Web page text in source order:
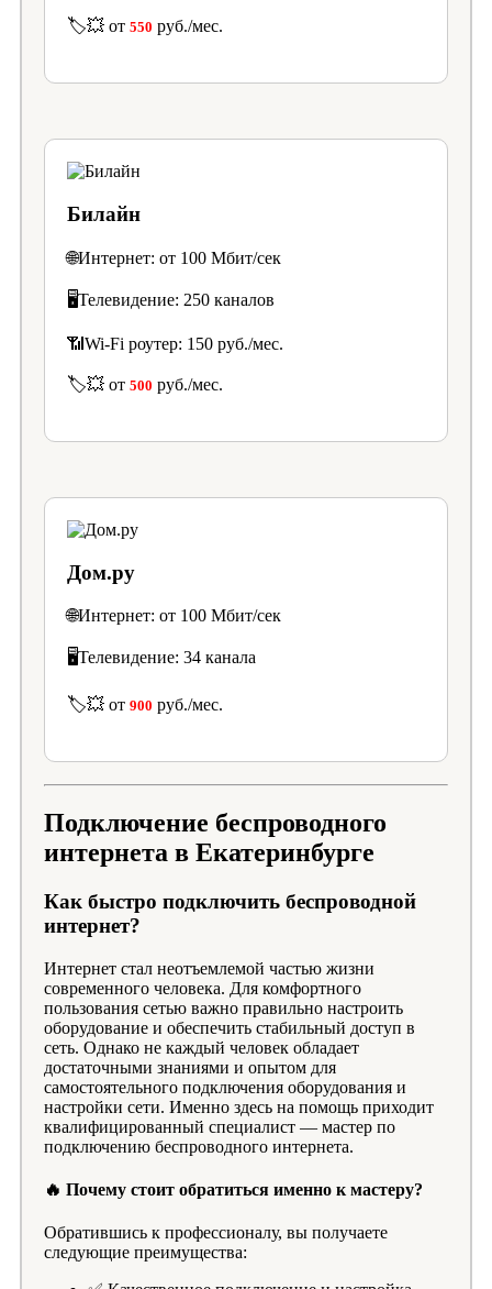
🏷️💥 от 550 руб./мес.
Билайн
🌐Интернет: от 100 Мбит/сек
🖥️Телевидение: 250 каналов
📶Wi-Fi роутер: 150 руб./мес.
🏷️💥 от 500 руб./мес.
Дом.ру
🌐Интернет: от 100 Мбит/сек
🖥️Телевидение: 34 канала
🏷️💥 от 900 руб./мес.
Подключение беспроводного
интернета в Екатеринбурге
Как быстро подключить беспроводной
интернет?
Интернет стал неотъемлемой частью жизни
современного человека. Для комфортного
пользования сетью важно правильно настроить
оборудование и обеспечить стабильный доступ в
сеть. Однако не каждый человек обладает
достаточными знаниями и опытом для
самостоятельного подключения оборудования и
настройки сети. Именно здесь на помощь приходит
квалифицированный специалист — мастер по
подключению беспроводного интернета.
🔥 Почему стоит обратиться именно к мастеру?
Обратившись к профессионалу, вы получаете
следующие преимущества: